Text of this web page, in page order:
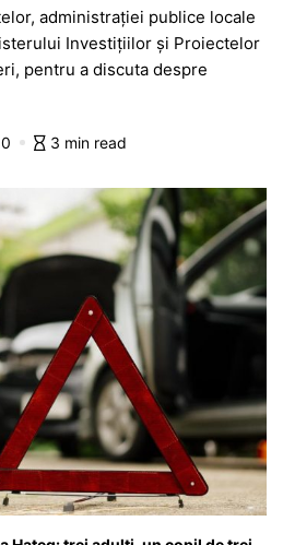
e
gr
m
s
s
g
ta
je
z
administrației publice locale
Investițiilor și Proiectelor
pentru a discuta despre
0 3 min read